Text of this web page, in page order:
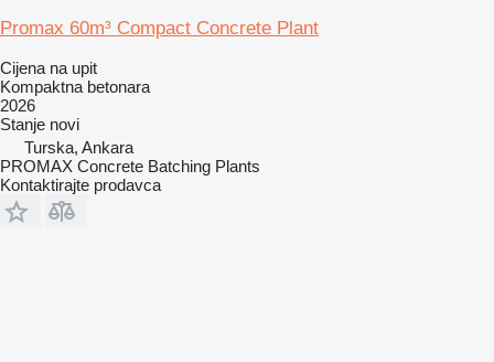
Promax 60m³ Compact Concrete Plant
Cijena na upit
Kompaktna betonara
2026
Stanje novi
Turska, Ankara
PROMAX Concrete Batching Plants
Kontaktirajte prodavca